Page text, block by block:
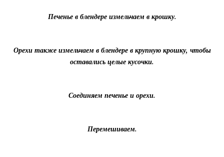
Печенье в блендере измельчаем в крошку.
Орехи также измельчаем в блендере в крупную крошку, чтобы
оставались целые кусочки.
Соединяем печенье и орехи.
Перемешиваем.